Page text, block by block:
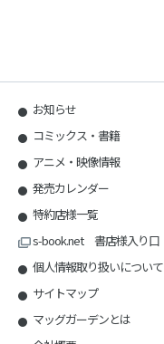
お知らせ
コミックス・書籍
アニメ・映像情報
発売カレンダー
特約店様一覧
s-book.net 書店様入り口
個人情報取り扱いについて
サイトマップ
マッグガーデンとは